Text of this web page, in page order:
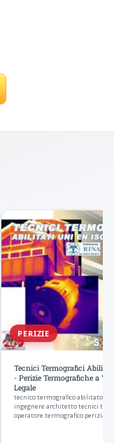
PERIZIE
Tecnici Termografici
- Perizie Termografiche a
Legale
tecnico termografico abilitato
ingegnere architetto tecnici
operatore termografico perizia